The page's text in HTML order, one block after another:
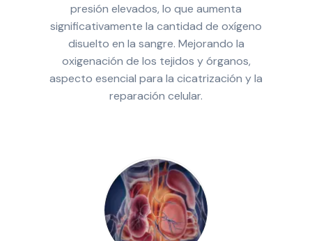
presión elevados, lo que aumenta
significativamente la cantidad de oxígeno
disuelto en la sangre. Mejorando la
oxigenación de los tejidos y órganos,
aspecto esencial para la cicatrización y la
reparación celular.